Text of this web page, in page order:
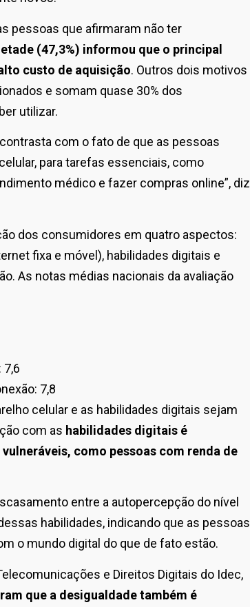
pessoas que afirmaram não ter
(47,3%) informou que o principal
custo de aquisição. Outros dois motivos
e somam quase 30% dos
utilizar.
com o fato de que as pessoas
para tarefas essenciais, como
médico e fazer compras online”, diz
dos consumidores em quatro aspectos:
fixa e móvel), habilidades digitais e
As notas médias nacionais da avaliação
7,8
celular e as habilidades digitais sejam
com as habilidades digitais é
como pessoas com renda de
entre a autopercepção do nível
habilidades, indicando que as pessoas
o mundo digital do que de fato estão.
e Direitos Digitais do Idec,
que a desigualdade também é